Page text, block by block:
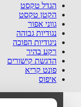
הגדל טקסט
הקטן טקסט
גווני אפור
נגודיות גבוהה
ניגודיות הפוכה
רקע בהיר
הדגשת קישורים
פונט קריא
איפוס